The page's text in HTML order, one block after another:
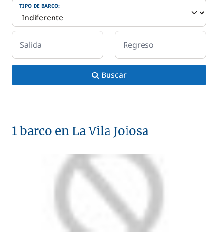
TIPO DE BARCO:
Salida Regreso
Buscar
1 barco en La Vila Joiosa